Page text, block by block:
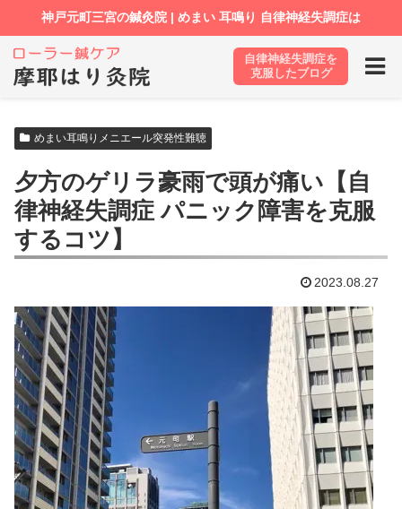
ホーム ブログ めまい耳鳴りメニエール突発性難聴
めまい耳鳴りメニエール突発性難聴
夕方のゲリラ豪雨で頭が痛い【自
律神経失調症 パニック障害を克服
するコツ】
2023.08.27
自律神経失調症を
克服したブログ